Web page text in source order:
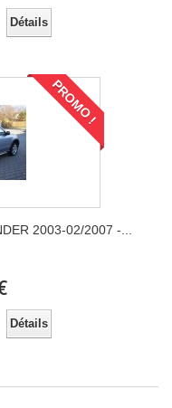
Détails
PROMO !
2003-02/2007 -...
Détails